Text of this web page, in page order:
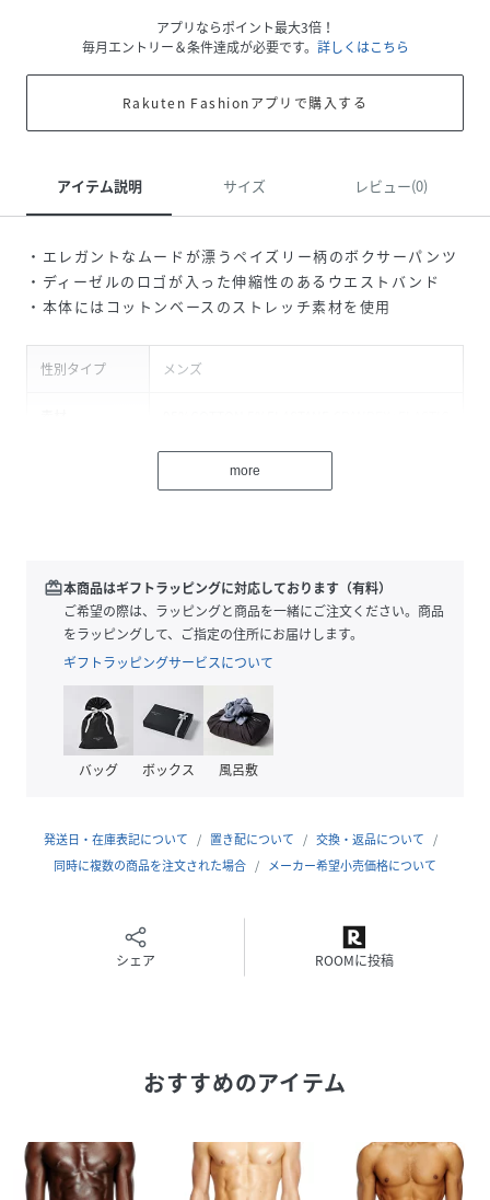
アプリならポイント最大3倍！
毎月エントリー＆条件達成が必要です。 詳しくはこちら
Rakuten Fashionアプリで購入する
アイテム説明 サイズ レビュー(0)
・エレガントなムードが漂うペイズリー柄のボクサーパンツ
・ディーゼルのロゴが入った伸縮性のあるウエストバンド
・本体にはコットンベースのストレッチ素材を使用
性別タイプ メンズ
9%ELASTANE-SPANDEX
more
redeem本商品はギフトラッピングに対応しております（有料）
ご希望の際は、ラッピングと商品を一緒にご注文ください。商品
をラッピングして、ご指定の住所にお届けします。
ギフトラッピングサービスについて
バッグ ボックス 風呂敷
発送日・在庫表記について 置き配について
交換・返品について
同時に複数の商品を注文された場合
メーカー希望小売価格について
シェア ROOMに投稿
おすすめのアイテム